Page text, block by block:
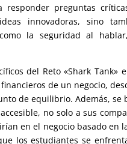
responder preguntas
innovadoras, sino
la seguridad al
del Reto «Shark
de un negocio,
de equilibrio. Además,
no solo a sus
en el negocio basado en
los estudiantes se